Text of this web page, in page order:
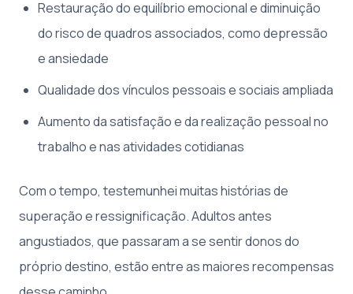
Restauração do equilíbrio emocional e diminuição
do risco de quadros associados, como depressão
e ansiedade
Qualidade dos vínculos pessoais e sociais ampliada
Aumento da satisfação e da realização pessoal no
trabalho e nas atividades cotidianas
Com o tempo, testemunhei muitas histórias de
superação e ressignificação. Adultos antes
angustiados, que passaram a se sentir donos do
próprio destino, estão entre as maiores recompensas